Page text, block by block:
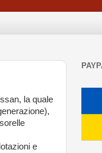
la quale
e